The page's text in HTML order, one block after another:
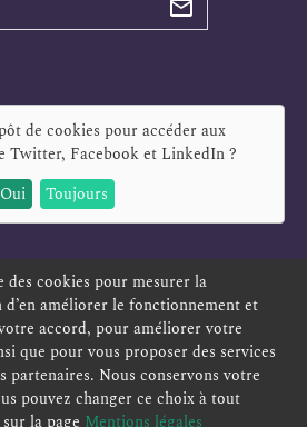
de cookies pour accéder aux
Twitter, Facebook et LinkedIn?
Oui
Toujours
OFFRES D'EMPLOI SIGNALEMENT
PLAN DU SITE
DE CONFIDENTIALITÉ
LÉGALES CONTACT
des cookies pour mesurer la
améliorer le fonctionnement et
accord, pour améliorer votre
que pour vous proposer des services
Nous conservons votre
pouvez changer ce choix à tout
la page Mentions légales